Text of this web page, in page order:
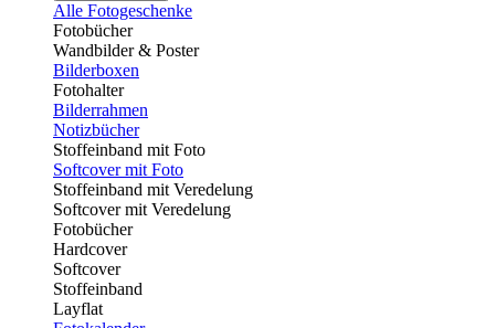
Alle Fotogeschenke
Fotobücher
Wandbilder & Poster
Bilderboxen
Fotohalter
Bilderrahmen
Notizbücher
Stoffeinband mit Foto
Softcover mit Foto
Stoffeinband mit Veredelung
Softcover mit Veredelung
Fotobücher
Hardcover
Softcover
Stoffeinband
Layflat